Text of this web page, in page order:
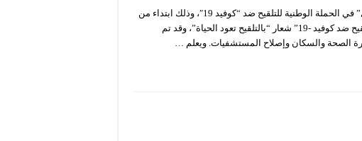
يساهم المسرح الوطني الجزائري “محي الدين بشطارزي” في الحملة الوطنية للتلقيح ضد “كوفيد 19″، وذلك ابتداء من
يوم السبت 04 سبتمبر 2021 . تحمل “الحملة الوطنية للتلقيح ضد كوفيد -19” شعار “بالتلقيح تعود الحياة”، وقد تم
الصحة والسكان وإصلاح المستشفيات. ويعلم …